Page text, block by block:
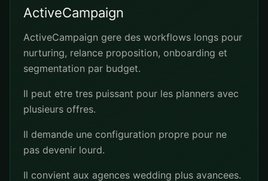
ActiveCampaign
ActiveCampaign gere des workflows longs pour
nurturing, relance proposition, onboarding et
segmentation par budget.
Il peut etre tres puissant pour les planners avec
plusieurs offres.
Il demande une configuration propre pour ne
pas devenir lourd.
Il convient aux agences wedding plus avancees.